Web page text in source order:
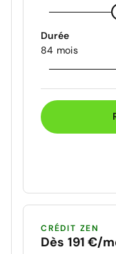
Durée
84 mois
CRÉDIT ZEN
Dès 191 €/